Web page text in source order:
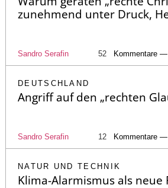
zunehmend unter Druck,
Sandro Serafin 52 Kommentare
DEUTSCHLAND
Angriff auf den „rechten
Sandro Serafin 12 Kommentare
NATUR UND TECHNIK
Klima-Alarmismus als neue